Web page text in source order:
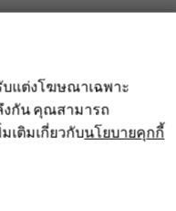
แต่งโฆษณาเฉพาะ
งกัน คุณสามารถ
เติมเกี่ยวกับนโยบายคุกกี้